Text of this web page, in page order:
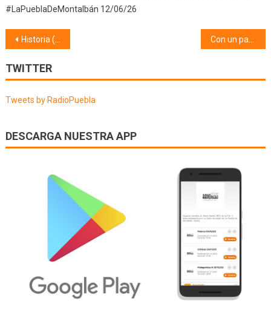
#LaPueblaDeMontalbán 12/06/26
Navegación
de
entradas
Historia (01/04/19)
TWITTER
Tweets by RadioPuebla
DESCARGA NUESTRA APP